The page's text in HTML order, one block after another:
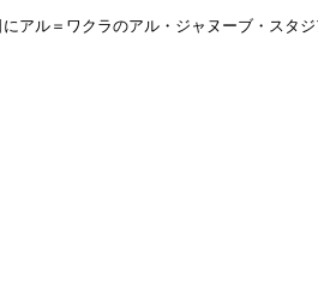
アル＝ワクラのアル・ジャヌーブ・スタ